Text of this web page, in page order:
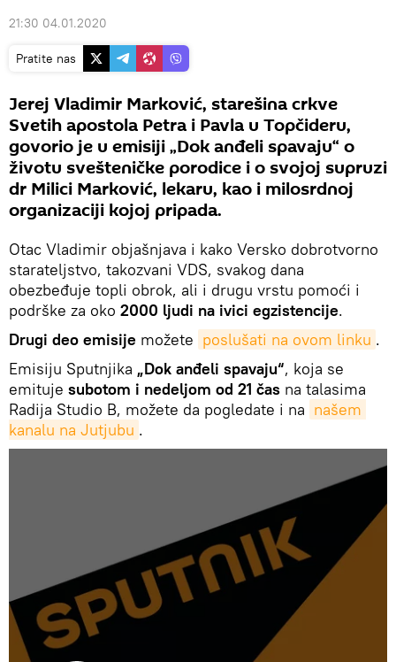
21:30 04.01.2020
Pratite nas
Jerej Vladimir Marković, starešina crkve
Svetih apostola Petra i Pavla u Topčideru,
govorio je u emisiji „Dok anđeli spavaju“ o
životu svešteničke porodice i o svojoj supruzi
dr Milici Marković, lekaru, kao i milosrdnoj
organizaciji kojoj pripada.
Otac Vladimir objašnjava i kako Versko dobrotvorno
starateljstvo, takozvani VDS, svakog dana
obezbeđuje topli obrok, ali i drugu vrstu pomoći i
podrške za oko 2000 ljudi na ivici egzistencije.
Drugi deo emisije možete poslušati na ovom linku .
Emisiju Sputnjika „Dok anđeli spavaju“, koja se
emituje subotom i nedeljom od 21 čas na talasima
Radija Studio B, možete da pogledate i na našem
kanalu na Jutjubu .